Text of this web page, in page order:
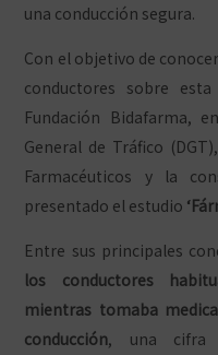
una conducción segura.
Con el objetivo de
conductores sobre esta
Fundación Bidafarma,
General de Tráfico
Farmacéuticos y la
presentado el estudio
Entre sus principales
los conductores
mientras tomaba
conducción, una cifra